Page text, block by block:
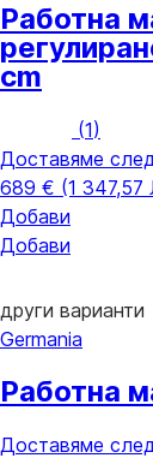
Работна
cm
(1)
Доставяме
689 € (1 347,57
Добави
Добави
други варианти
Germania
Работна
Доставяме